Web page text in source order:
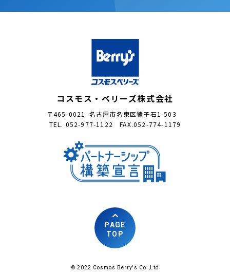
コスモス・ベリーズ株式会社
〒465-0021 名古屋市名東区猪子石1-503
TEL. 052-977-1122 FAX.052-774-1179
© 2022 Cosmos Berry's Co.,Ltd
PAGE
TOP